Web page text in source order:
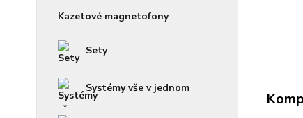
Kazetové magnetofony
Sety
Systémy vše v jednom